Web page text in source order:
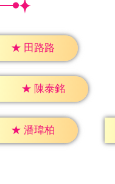
★ 田路路
★ 陳泰銘
★ 潘瑋柏